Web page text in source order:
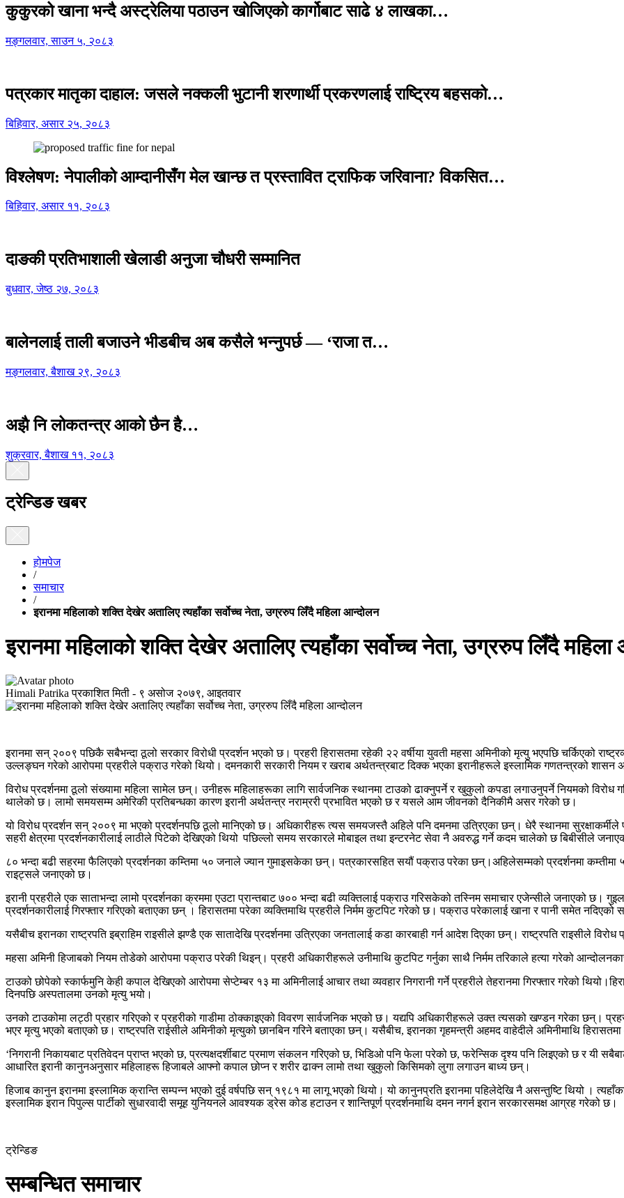
कुकुरको खाना भन्दै अस्ट्रेलिया पठाउन खोजिएको कार्गोबाट साढे ४ लाखका…
मङ्गलवार, साउन ५, २०८३
पत्रकार मातृका दाहाल: जसले नक्कली भुटानी शरणार्थी प्रकरणलाई राष्ट्रिय बहसको…
बिहिवार, असार २५, २०८३
विश्लेषण: नेपालीको आम्दानीसँग मेल खान्छ त प्रस्तावित ट्राफिक जरिवाना? विकसित…
बिहिवार, असार ११, २०८३
दाङकी प्रतिभाशाली खेलाडी अनुजा चौधरी सम्मानित
बुधवार, जेष्ठ २७, २०८३
बालेनलाई ताली बजाउने भीडबीच अब कसैले भन्नुपर्छ — ‘राजा त…
मङ्गलवार, बैशाख २९, २०८३
अझै नि लोकतन्त्र आको छैन है…
शुक्रवार, बैशाख ११, २०८३
ट्रेन्डिङ खबर
होमपेज
/
समाचार
/
इरानमा महिलाको शक्ति देखेर अतालिए त्यहाँका सर्वोच्च नेता, उग्ररुप लिँदै महिला आन्दोलन
इरानमा महिलाको शक्ति देखेर अतालिए त्यहाँका सर्वोच्च नेता, उग्ररुप लिँदै
Himali Patrika प्रकाशित मिती - ९ असोज २०७९, आइतवार
इरानमा सन् २००९ पछिकै सबैभन्दा ठूलो सरकार विरोधी प्रदर्शन भएको छ। प्रहरी हिरासतमा रहेकी २२ वर्षीया युवती महसा अमिनीको मृत्यु भएपछि चर्किएको
उल्लङ्घन गरेको आरोपमा प्रहरीले पक्राउ गरेको थियो। दमनकारी सरकारी नियम र खराब अर्थतन्त्रबाट दिक्क भएका इरानीहरूले इस्लामिक गणतन्त्रको शासन
विरोध प्रदर्शनमा ठूलो संख्यामा महिला सामेल छन्। उनीहरू महिलाहरूका लागि सार्वजनिक स्थानमा टाउको ढाक्नुपर्ने र खुकुलो कपडा लगाउनुपर्ने नियमको विरोध
थालेको छ। लामो समयसम्म अमेरिकी प्रतिबन्धका कारण इरानी अर्थतन्त्र नराम्ररी प्रभावित भएको छ र यसले आम जीवनको दैनिकीमै असर गरेको छ।
यो विरोध प्रदर्शन सन् २००९ मा भएको प्रदर्शनपछि ठूलो मानिएको छ। अधिकारीहरू त्यस समयजस्तै अहिले पनि दमनमा उत्रिएका छन्। धेरै स्थानमा सुरक्षाकर्मीले
सहरी क्षेत्रमा प्रदर्शनकारीलाई लाठीले पिटेको देखिएको थियो पछिल्लो समय सरकारले मोबाइल तथा इन्टरनेट सेवा नै अवरुद्ध गर्ने कदम चालेको छ बिबीसीले
८० भन्दा बढी सहरमा फैलिएको प्रदर्शनका कम्तिमा ५० जनाले ज्यान गुमाइसकेका छन्। पत्रकारसहित सयौं पक्राउ परेका छन्।अहिलेसम्मको प्रदर्शनमा कम्तीमा
राइट्सले जनाएको छ।
इरानी प्रहरीले एक साताभन्दा लामो प्रदर्शनका क्रममा एउटा प्रान्तबाट ७०० भन्दा बढी व्यक्तिलाई पक्राउ गरिसकेको तस्निम समाचार एजेन्सीले जनाएको
प्रदर्शनकारीलाई गिरफ्तार गरिएको बताएका छन् । हिरासतमा परेका व्यक्तिमाथि प्रहरीले निर्मम कुटपिट गरेको छ। पक्राउ परेकालाई खाना र पानी समेत नदिएको
यसैबीच इरानका राष्ट्रपति इब्राहिम राइसीले झण्डै एक सातादेखि प्रदर्शनमा उत्रिएका जनतालाई कडा कारबाही गर्न आदेश दिएका छन्। राष्ट्रपति राइसीले विरोध
महसा अमिनी हिजाबको नियम तोडेको आरोपमा पक्राउ परेकी थिइन्। प्रहरी अधिकारीहरूले उनीमाथि कुटपिट गर्नुका साथै निर्मम तरिकाले हत्या गरेको
टाउको छोपेको स्कार्फमुनि केही कपाल देखिएको आरोपमा सेप्टेम्बर १३ मा अमिनीलाई आचार तथा व्यवहार निगरानी गर्ने प्रहरीले तेहरानमा गिरफ्तार गरेको
दिनपछि अस्पतालमा उनको मृत्यु भयो।
उनको टाउकोमा लट्ठी प्रहार गरिएको र प्रहरीको गाडीमा ठोक्काइएको विवरण सार्वजनिक भएको छ। यद्यपि अधिकारीहरूले उक्त त्यसको खण्डन गरेका छन्।
भएर मृत्यु भएको बताएको छ। राष्ट्रपति राईसीले अमिनीको मृत्युको छानबिन गरिने बताएका छन्। यसैबीच, इरानका गृहमन्त्री अहमद वाहेदीले अमिनीमाथि
‘निगरानी निकायबाट प्रतिवेदन प्राप्त भएको छ, प्रत्यक्षदर्शीबाट प्रमाण संकलन गरिएको छ, भिडिओ पनि फेला परेको छ, फरेन्सिक दृश्य पनि लिइएको छ र यी
आधारित इरानी कानुनअनुसार महिलाहरू हिजाबले आफ्नो कपाल छोप्न र शरीर ढाक्न लामो तथा खुकुलो किसिमको लुगा लगाउन बाध्य छन्।
हिजाब कानुन इरानमा इस्लामिक क्रान्ति सम्पन्न भएको दुई वर्षपछि सन् १९८१ मा लागू भएको थियो। यो कानुनप्रति इरानमा पहिलेदेखि नै असन्तुष्टि थियो ।
इस्लामिक इरान पिपुल्स पार्टीको सुधारवादी समूह युनियनले आवश्यक ड्रेस कोड हटाउन र शान्तिपूर्ण प्रदर्शनमाथि दमन नगर्न इरान सरकारसमक्ष आग्रह गरेको छ।
ट्रेन्डिङ
सम्बन्धित समाचार